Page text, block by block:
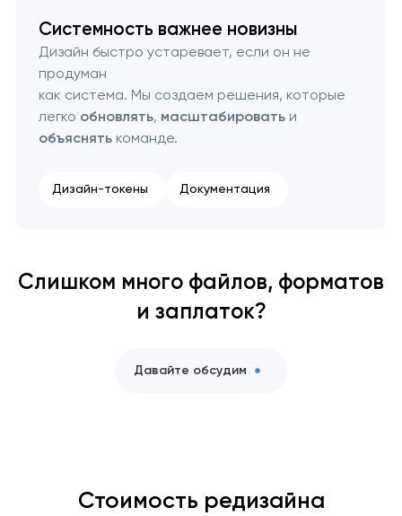
Системность важнее новизны
Дизайн быстро устаревает, если он не
продуман
как система. Мы создаем решения, которые
легко обновлять, масштабироватьи
объяснятькоманде.
Дизайн-токены Документация
Слишком много файлов, форматов
и заплаток?
Давайте обсудим
Стоимость редизайна